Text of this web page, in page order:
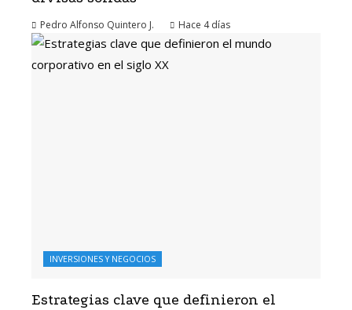
Pedro Alfonso Quintero J. Hace 4 días
INVERSIONES Y NEGOCIOS
Estrategias clave que definieron el